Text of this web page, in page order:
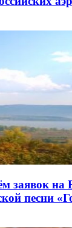
заявок на
песни